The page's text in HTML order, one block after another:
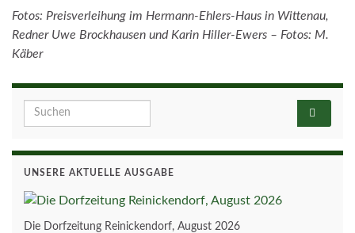
Fotos: Preisverleihung im Hermann-Ehlers-Haus in Wittenau,
Redner Uwe Brockhausen und Karin Hiller-Ewers – Fotos: M.
Käber
Search for:
UNSERE AKTUELLE AUSGABE
Die Dorfzeitung Reinickendorf, August 2026